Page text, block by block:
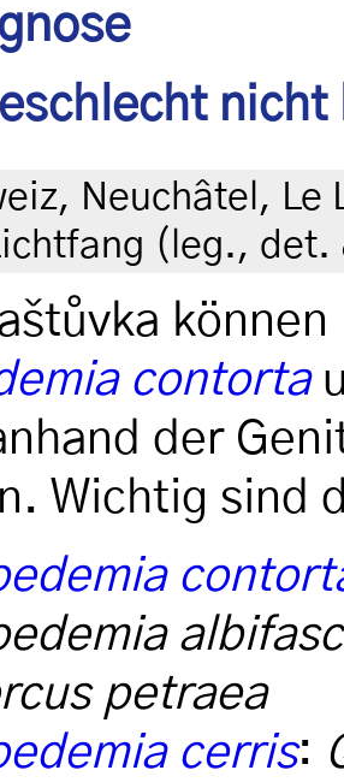
nicht
Neuchâtel, Le
(leg., det.
können
contorta
der
Wichtig sind
petraea
cerris: